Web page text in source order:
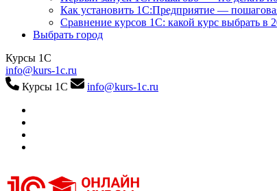
Как установить 1С:Предприятие —
Сравнение курсов 1С: какой курс выбрать в
Выбрать город
Курсы 1С
info@kurs-1c.ru
Курсы 1С
info@kurs-1c.ru